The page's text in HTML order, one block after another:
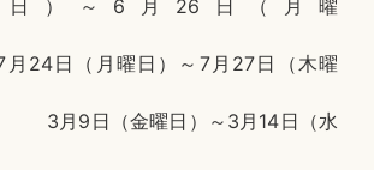
日）～6月26日（月曜
）
月曜日）～7月27日（木曜
3月9日（金曜日）～3月14日（水